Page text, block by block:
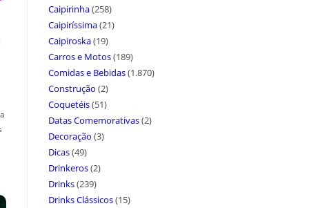
Caipirinha(258)
Caipiríssima(21)
Caipiroska(19)
Carros e Motos(189)
Comidas e Bebidas(1.870)
Construção (2)
Coquetéis(51)
Datas Comemorativas(2)
Decoração (3)
Dicas(49)
Drinkeros(2)
Drinks(239)
Drinks Clássicos(15)